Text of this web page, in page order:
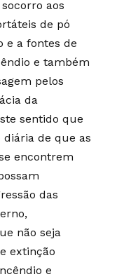
aos
de pó
e a fontes de
e também
pelos
da
sentido que
de que as
encontrem
das
não seja
extinção
e